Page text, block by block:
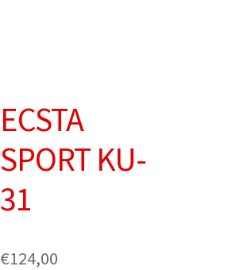
ECSTA
SPORT KU-
31
€124,00